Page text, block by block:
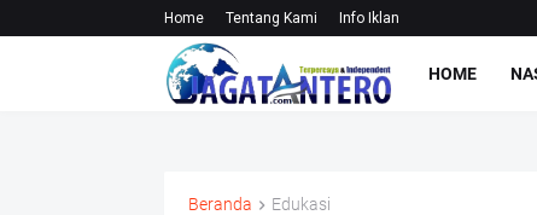
Home Tentang Kami Info Iklan
HOME
Beranda Edukasi